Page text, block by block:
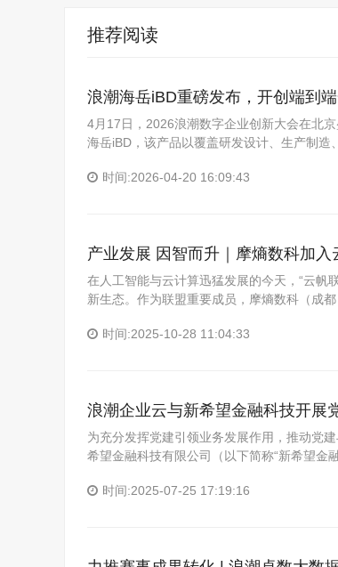
推荐阅读
浪潮海岳iBD重磅发布，开创端到
4月17日，2026浪潮数字企业创新大会在北
海岳iBD，该产品以覆盖研发设计、生产制
时间:2026-04-20 16:09:43
产业发展 因智而升｜摩熵数科加入
在人工智能与云计算迅猛发展的今天，“云帆
新生态。作为联盟重要成员，摩熵数科（成
时间:2025-10-28 11:04:33
浪潮企业云与新希望金融科技开展
为充分发挥党建引领业务发展作用，推动党
希望金融科技有限公司（以下简称“新希望
时间:2025-07-25 17:19:16